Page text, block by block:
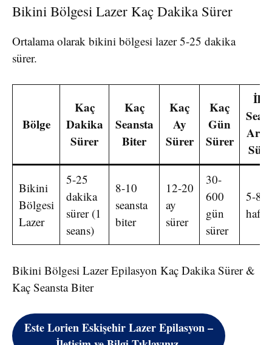
Bikini Bölgesi Lazer Kaç Dakika Sürer
Ortalama olarak bikini bölgesi lazer 5-25 dakika
sürer.
Bölge
Kaç
Dakika
Sürer
Kaç
Seansta
Biter
Kaç
Ay
Sürer
Kaç
Gün
Sürer
İki
Süre
Bikini
Bölgesi
Lazer
5-25
dakika
sürer (1
seans)
8-10
seansta
biter
12-20
ay
sürer
30-
600
gün
sürer
5-8
hafta
Bikini Bölgesi Lazer Epilasyon Kaç Dakika Sürer &
Kaç Seansta Biter
Este Lorien Eskişehir Lazer Epilasyon –